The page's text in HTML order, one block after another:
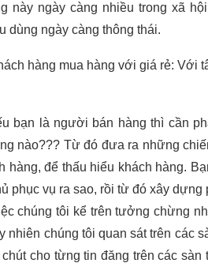
này ngày càng nhiều trong xã
dùng ngày càng thông thái.
hàng mua hàng với giá rẻ: Với
bạn là người bán hàng thì cần
nào??? Từ đó đưa ra những
hàng, để thấu hiểu khách hàng.
phục vụ ra sao, rồi từ đó xây dựng
chúng tôi kể trên tưởng chừng
nhiên chúng tôi quan sát trên các
chút cho từng tin đăng trên các